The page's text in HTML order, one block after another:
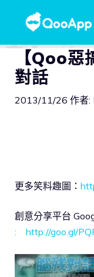
【Qoo
對話
2013/11/26 作者:
更多笑料趣圖：
創意分享平台
: http://goo.gl/